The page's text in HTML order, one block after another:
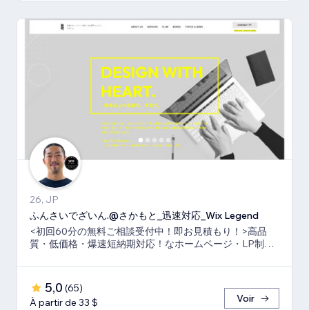
26, JP
ふんさいでざいん.@さかもと_迅速対応_Wix Legend
<初回60分の無料ご相談受付中！即お見積もり！>高品
質・低価格・爆速短納期対応！なホームページ・LP制作
5,0 (65)
À partir de 33 $
Voir